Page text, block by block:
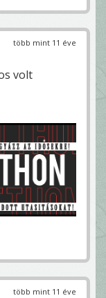
több mint 11 éve
volt
több mint 11 éve